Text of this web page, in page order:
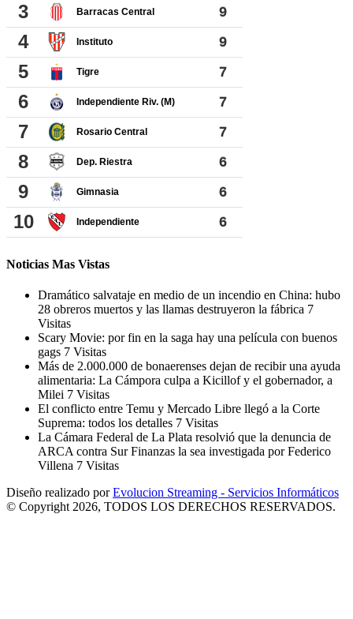
Noticias Mas Vistas
Dramático salvataje en medio de un incendio en China: hubo
28 obreros muertos y las llamas destruyeron la fábrica 7
Visitas
Scary Movie: por fin en la saga hay una película con buenos
gags 7 Visitas
Más de 2.000.000 de bonaerenses dejan de recibir una ayuda
alimentaria: La Cámpora culpa a Kicillof y el gobernador, a
Milei 7 Visitas
El conflicto entre Temu y Mercado Libre llegó a la Corte
Suprema: todos los detalles 7 Visitas
La Cámara Federal de La Plata resolvió que la denuncia de
ARCA contra Sur Finanzas la sea investigada por Federico
Villena 7 Visitas
Diseño realizado porEvolucion Streaming - Servicios Informáticos
© Copyright 2026, TODOS LOS DERECHOS RESERVADOS.